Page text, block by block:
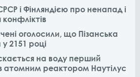
і Фінляндією про ненапад і
оголосили, що Пізанська
2151 році
на воду перший
атомним реактором Наутілус